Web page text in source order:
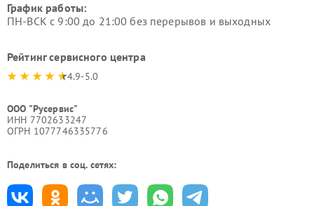
График работы:
ПН-ВСК с 9:00 до 21:00 без перерывов и выходных
Рейтинг сервисного центра
4.9-5.0
ООО "Русервис"
ИНН 7702633247
ОГРН 1077746335776
Поделиться в соц. сетях: